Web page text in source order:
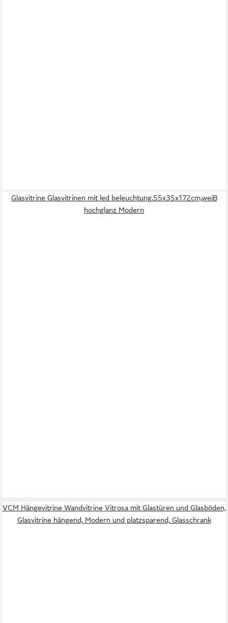
Glasvitrine Glasvitrinen mit led beleuchtung,55x35x172cm,weiB
hochglanz Modern
VCM Hängevitrine Wandvitrine Vitrosa mit Glastüren und Glasböden,
Glasvitrine hängend, Modern und platzsparend, Glasschrank